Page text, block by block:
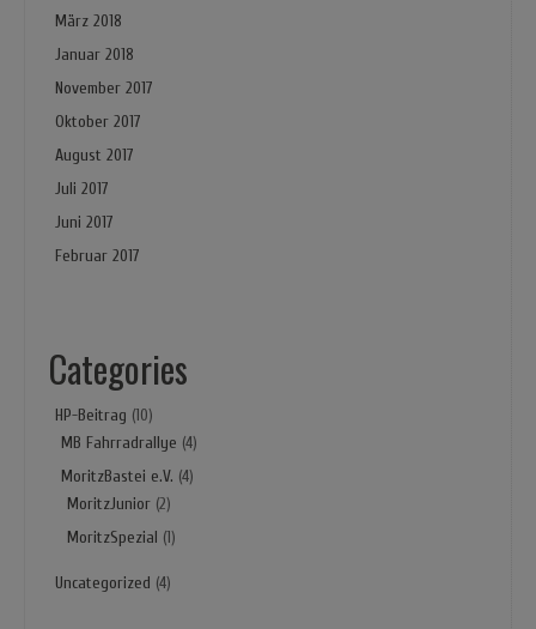
März 2018
Januar 2018
November 2017
Oktober 2017
August 2017
Juli 2017
Juni 2017
Februar 2017
Categories
HP-Beitrag (10)
MB Fahrradrallye (4)
MoritzBastei e.V. (4)
MoritzJunior (2)
MoritzSpezial (1)
Uncategorized (4)